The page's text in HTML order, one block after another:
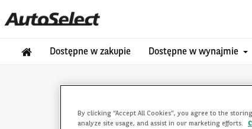
Dostępne w zakupie Dostępne w wynajmie
By clicking “Accept All Cookies”, you agree to the
analyze site usage, and assist in our marketing efforts.